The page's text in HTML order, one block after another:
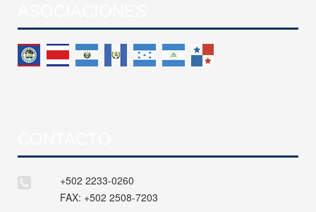
+502 2233-0260
FAX: +502 2508-7203